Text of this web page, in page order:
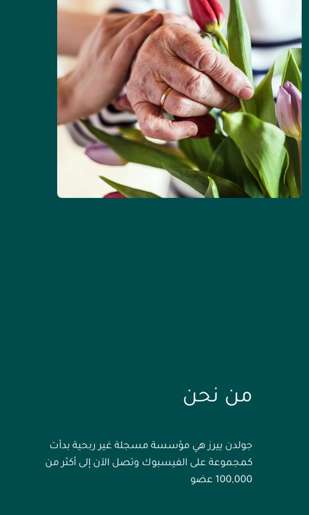
من نحن
جولدن ييرز هي مؤسسة مسجلة غير ربحية بدأت
كمجموعة على الفيسبوك وتصل الآن إلى أكثر من
100,000 عضو